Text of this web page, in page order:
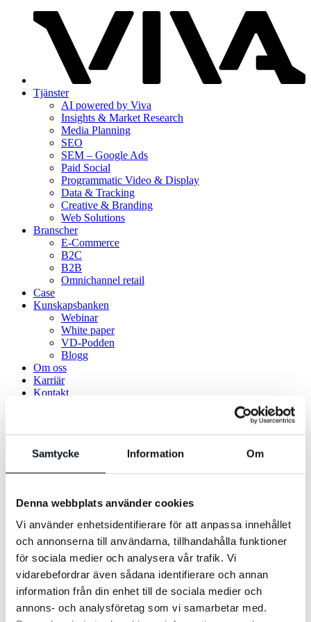
Samtycke Information Om
Denna webbplats använder cookies
Vi använder enhetsidentifierare för att anpassa innehållet
och annonserna till användarna, tillhandahålla funktioner
för sociala medier och analysera vår trafik. Vi
vidarebefordrar även sådana identifierare och annan
information från din enhet till de sociala medier och
annons- och analysföretag som vi samarbetar med.
Tjänster
AI powered by Viva
Insights & Market Research
Media Planning
SEO
SEM – Google Ads
Paid Social
Programmatic Video & Display
Data & Tracking
Creative & Branding
Web Solutions
Branscher
E-Commerce
B2C
B2B
Omnichannel retail
Case
Kunskaps­banken
Webinar
White paper
VD-Podden
Blogg
Om oss
Karriär
Kontakt
AI
Display
E-handel
GEO
Google
Kreativ Explosion
Ledarskap
Marknadsföring
SEM
SEO
Sociala Medier